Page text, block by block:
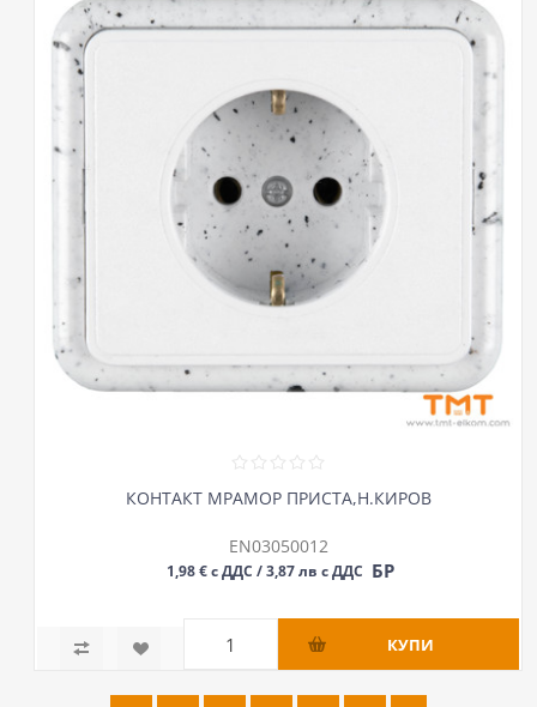
КОНТАКТ МРАМОР ПРИСТА,Н.КИРОВ
EN03050012
1,98 € с ДДС / 3,87 лв с ДДС БР